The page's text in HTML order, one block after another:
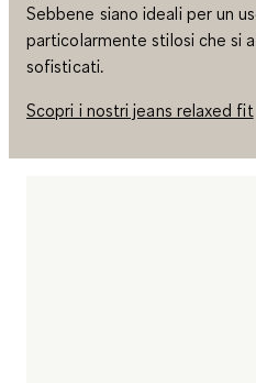
Sebbene siano ideali per un
particolarmente stilosi che si
sofisticati.
Scopri i nostri jeans relaxed fit